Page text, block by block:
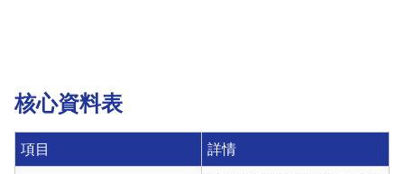
核心資料表
項目 詳情